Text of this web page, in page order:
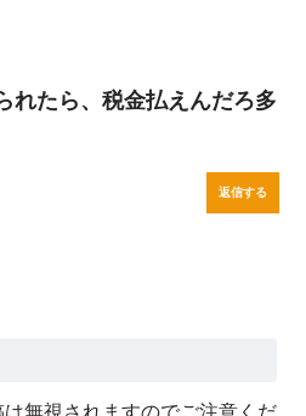
れたら、税金払えんだろ多
返信する